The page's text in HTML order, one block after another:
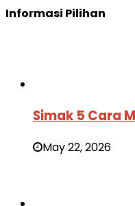
Informasi Pilihan
Simak 5 Cara
May 22, 2026